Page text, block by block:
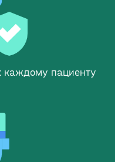
каждому пациенту